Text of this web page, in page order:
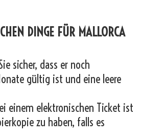
DINGE FÜR MALLORCA
sicher, dass er noch
gültig ist und eine leere
einem elektronischen Ticket ist
zu haben, falls es